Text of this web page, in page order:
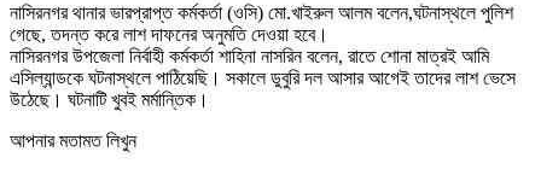
নাসিরনগর থানার ভারপ্রাপ্ত কর্মকর্তা (ওসি) মো.খাইরুল আলম বলেন,ঘটনাস্থলে পুলিশ
গেছে, তদন্ত করে লাশ দাফনের অনুমতি দেওয়া হবে।
নাসিরনগর উপজেলা নির্বাহী কর্মকর্তা শাহিনা নাসরিন বলেন, রাতে শোনা মাত্রই আমি
এসিল্যান্ডকে ঘটনাস্থলে পাঠিয়েছি। সকালে ডুবুরি দল আসার আগেই তাদের লাশ ভেসে
উঠেছে। ঘটনাটি খুবই মর্মান্তিক।
আপনার মতামত লিখুন